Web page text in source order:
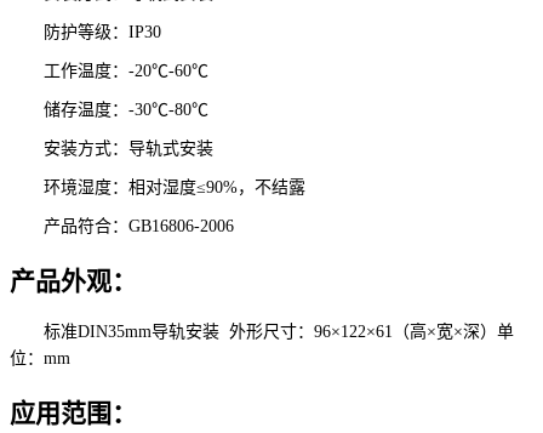
防护等级：IP30
工作温度：-20℃-60℃
储存温度：-30℃-80℃
安装方式：导轨式安装
环境湿度：相对湿度≤90%，不结露
产品符合：GB16806-2006
产品外观：
标准DIN35mm导轨安装 外形尺寸：96×122×61（高×宽×深）单
位：mm
应用范围：